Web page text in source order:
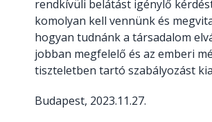
rendkívüli belátást igénylő
komolyan kell vennünk és
hogyan tudnánk a társadalom
jobban megfelelő és az emberi
tiszteletben tartó szabályozást
Budapest, 2023.11.27.